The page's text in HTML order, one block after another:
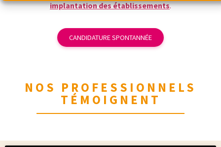
implantation des établissements.
CANDIDATURE SPONTANNÉE
NOS PROFESSIONNELS
TÉMOIGNENT